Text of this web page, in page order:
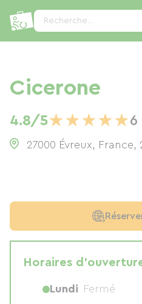
Recherche...
Cicerone
4.8/5★★★★★6
27000 Évreux, France,
Horaires
Lundi
Fermé
Panneau de gestion des